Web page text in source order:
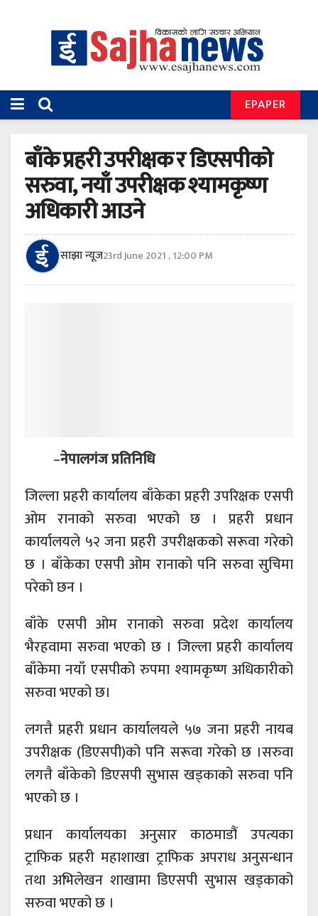
EPAPER
बाँके प्रहरी उपरीक्षक र डिएसपीको
सरुवा, नयाँ उपरीक्षक श्यामकृष्ण
अधिकारी आउने
साझा न्यूज23rd June 2021 , 12:00 PM
–नेपालगंज प्रतिनिधि
जिल्ला प्रहरी कार्यालय बाँकेका प्रहरी उपरिक्षक एसपी
ओम रानाको सरुवा भएको छ । प्रहरी प्रधान
कार्यालयले ५२ जना प्रहरी उपरीक्षकको सरूवा गरेको
छ । बाँकेका एसपी ओम रानाको पनि सरुवा सुचिमा
परेको छन ।
बाँके एसपी ओम रानाको सरुवा प्रदेश कार्यालय
भैरहवामा सरुवा भएको छ । जिल्ला प्रहरी कार्यालय
बाँकेमा नयाँ एसपीको रुपमा श्यामकृष्ण अधिकारीको
सरुवा भएको छ।
लगत्तै प्रहरी प्रधान कार्यालयले ५७ जना प्रहरी नायब
उपरीक्षक (डिएसपी)को पनि सरूवा गरेको छ ।सरुवा
लगत्तै बाँकेको डिएसपी सुभास खड्काको सरुवा पनि
भएको छ ।
प्रधान कार्यालयका अनुसार काठमाडौं उपत्यका
ट्राफिक प्रहरी महाशाखा ट्राफिक अपराध अनुसन्धान
तथा अभिलेखन शाखामा डिएसपी सुभास खड्काको
सरुवा भएको छ ।